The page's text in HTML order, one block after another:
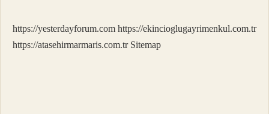
https://yesterdayforum.com https://ekincioglugayrimenkul.com.tr
https://atasehirmarmaris.com.tr Sitemap